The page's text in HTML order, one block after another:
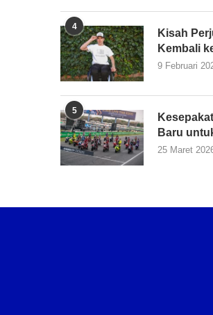
4
Kisah
Kembali
9 Februari
5
Baru
25 Maret